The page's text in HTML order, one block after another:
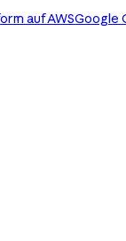
auf AWSGoogle